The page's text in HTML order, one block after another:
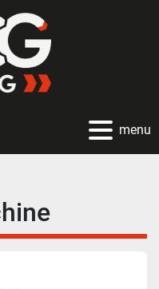
menu